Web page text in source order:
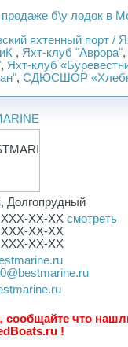
продаже б\у лодок в
яхтенный порт /
, Яхт-клуб "Аврора",
, Яхт-клуб
, СДЮСШОР
Долгопрудный
XX-XX
XX-XX
XX-XX
смотреть
сообщайте что
!